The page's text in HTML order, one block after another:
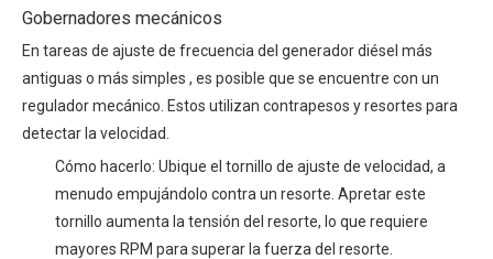
Gobernadores mecánicos
En tareas de ajuste de frecuencia del generador diésel más
antiguas o más simples , es posible que se encuentre con un
regulador mecánico. Estos utilizan contrapesos y resortes para
detectar la velocidad.
Cómo hacerlo: Ubique el tornillo de ajuste de velocidad, a
menudo empujándolo contra un resorte. Apretar este
tornillo aumenta la tensión del resorte, lo que requiere
mayores RPM para superar la fuerza del resorte.